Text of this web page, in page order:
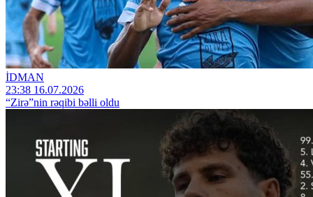
İDMAN
23:38 16.07.2026
“Zirə”nin rəqibi bəlli oldu